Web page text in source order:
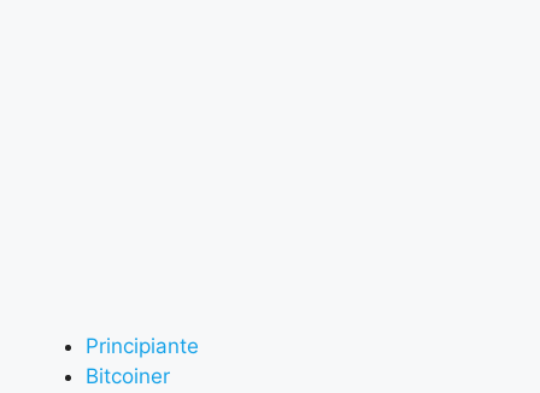
Principiante
Bitcoiner